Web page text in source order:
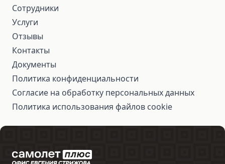
Сотрудники
Услуги
Отзывы
Контакты
Документы
Политика конфиденциальности
Согласие на обработку персональных данных
Политика использования файлов cookie